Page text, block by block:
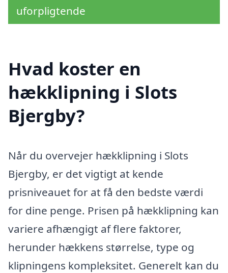
uforpligtende
Hvad koster en
hækklipning i Slots
Bjergby?
Når du overvejer hækklipning i Slots
Bjergby, er det vigtigt at kende
prisniveauet for at få den bedste værdi
for dine penge. Prisen på hækklipning kan
variere afhængigt af flere faktorer,
herunder hækkens størrelse, type og
klipningens kompleksitet. Generelt kan du